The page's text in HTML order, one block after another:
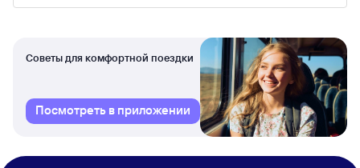
Советы для комфортной поездки
Посмотреть в приложении